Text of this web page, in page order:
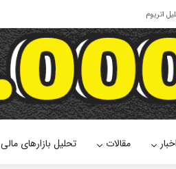
اتریوم
اخبار مقالات تحلیل بازارهای مالی